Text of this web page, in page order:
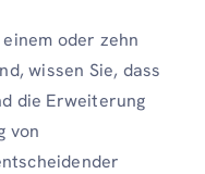
oder zehn
wissen Sie, dass
die Erweiterung
von